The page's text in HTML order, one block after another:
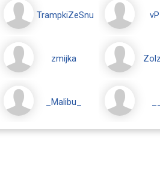
TrampkiZeSnu
zmijka
_Malibu_